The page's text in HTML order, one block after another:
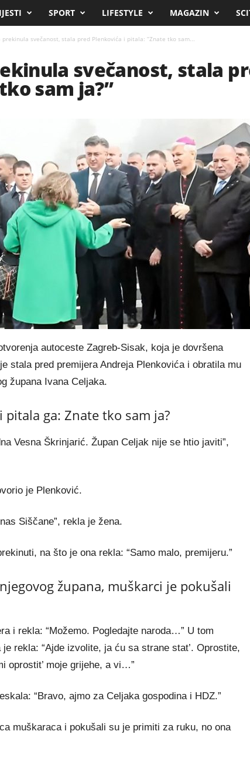
SPORT LIFESTYLE MAGAZIN
prekinula svečanost, stala pred Plenkovića i pitala: “Znate tko sam...
svečanost, stala
sam ja?”
autoceste Zagreb-Sisak, koja je dovršena
stala pred premijera Andreja Plenkovića i obratila mu
župana Ivana Celjaka.
pitala ga: Znate tko sam ja?
Vesna Škrinjarić. Župan Celjak nije se htio javiti”,
je Plenković.
Siščane”, rekla je žena.
na što je ona rekla: “Samo malo, premijeru.”
župana, muškarci je pokušali
i rekla: “Možemo. Pogledajte naroda…” U tom
rekla: “Ajde izvolite, ja ću sa strane stat’. Oprostite,
oprostit’ moje grijehe, a vi…”
“Bravo, ajmo za Celjaka gospodina i HDZ.”
muškaraca i pokušali su je primiti za ruku, no ona